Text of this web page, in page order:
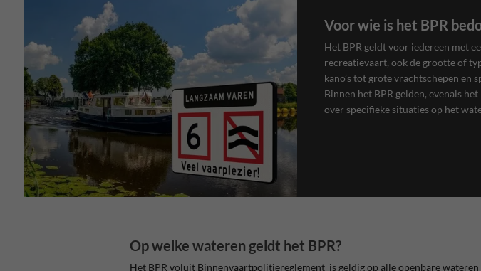
Voor wie is het BPR
Het BPR geldt voor iedereen met
recreatievaart, ook de grootte of
kano’s tot grote vrachtschepen en
Binnen het BPR gelden, evenals
over specifieke situaties op het
Op welke wateren geldt het BPR?
Het BPR voluit Binnenvaartpolitiereglement is geldig op alle openbare